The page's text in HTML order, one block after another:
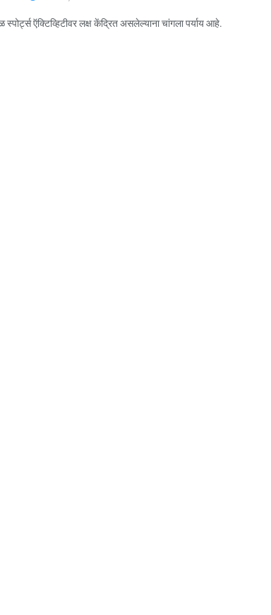
स्पोर्ट्स ऍक्टिव्हिटीवर लक्ष केंद्रित असलेल्याना चांगला पर्याय आहे.